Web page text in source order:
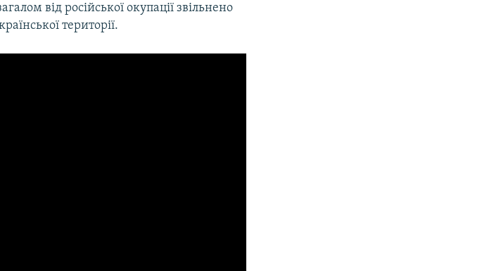
від російської окупації звільнено
території.